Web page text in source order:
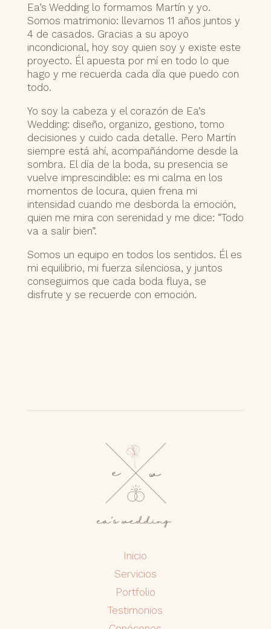
Ea’s Wedding lo formamos Martín y yo.
Somos matrimonio: llevamos 11 años juntos y
4 de casados. Gracias a su apoyo
incondicional, hoy soy quien soy y existe este
proyecto. Él apuesta por mí en todo lo que
hago y me recuerda cada día que puedo con
todo.
Yo soy la cabeza y el corazón de Ea’s
Wedding: diseño, organizo, gestiono, tomo
decisiones y cuido cada detalle. Pero Martín
siempre está ahí, acompañándome desde la
sombra. El día de la boda, su presencia se
vuelve imprescindible: es mi calma en los
momentos de locura, quien frena mi
intensidad cuando me desborda la emoción,
quien me mira con serenidad y me dice: “Todo
va a salir bien”.
Somos un equipo en todos los sentidos. Él es
mi equilibrio, mi fuerza silenciosa, y juntos
conseguimos que cada boda fluya, se
disfrute y se recuerde con emoción.
Inicio
Servicios
Portfolio
Testimonios